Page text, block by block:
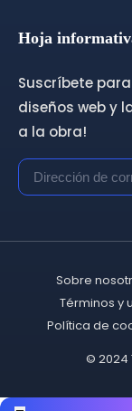
Hoja
Suscríbete
diseños web y
a la obra!
Sobre
Términos y
Política de
© 2024